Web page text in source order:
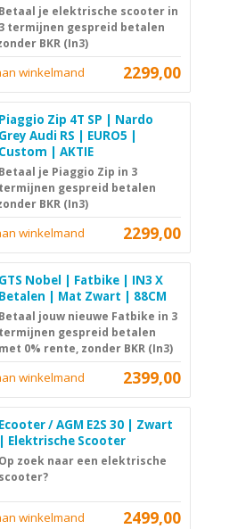
Betaal je elektrische scooter in
3 termijnen gespreid betalen
BKR (In3)
2299,00
winkelmand
Piaggio Zip 4T SP | Nardo
Grey Audi RS | EURO5 |
Custom | AKTIE
Betaal je Piaggio Zip in 3
termijnen gespreid betalen
BKR (In3)
2299,00
winkelmand
GTS Nobel | Fatbike | IN3 X
Betalen | Mat Zwart | 88CM
Betaal jouw nieuwe Fatbike in 3
termijnen gespreid betalen
met 0% rente, zonder BKR (In3)
2399,00
winkelmand
Ecooter / AGM E2S 30 | Zwart
| Elektrische Scooter
Op zoek naar een elektrische
scooter?
2499,00
winkelmand